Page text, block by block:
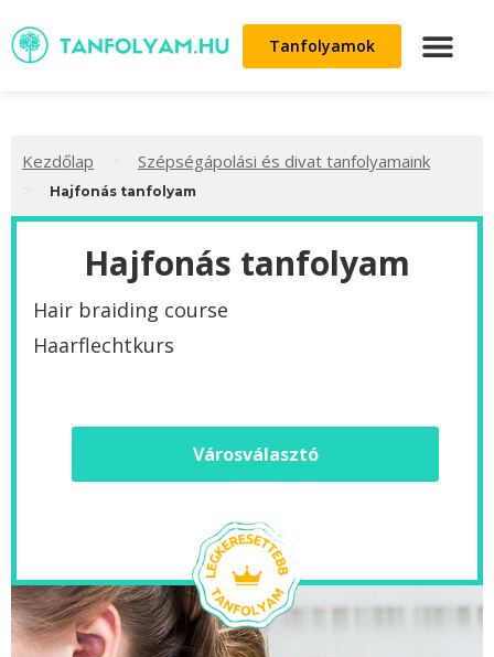
Tanfolyamok
Kezdőlap Szépségápolási és divat tanfolyamaink
Hajfonás tanfolyam
Hajfonás tanfolyam
Hair braiding course
Haarflechtkurs
Városválasztó